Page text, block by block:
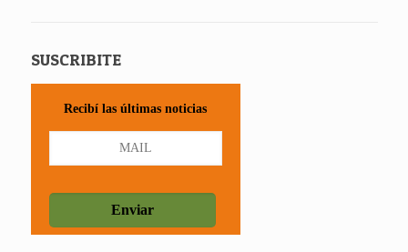
SUSCRIBITE
Recibí las últimas noticias